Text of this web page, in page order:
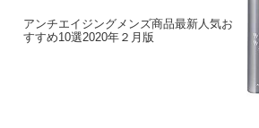
アンチエイジングメンズ商品最新人気お
すすめ10選2020年２月版